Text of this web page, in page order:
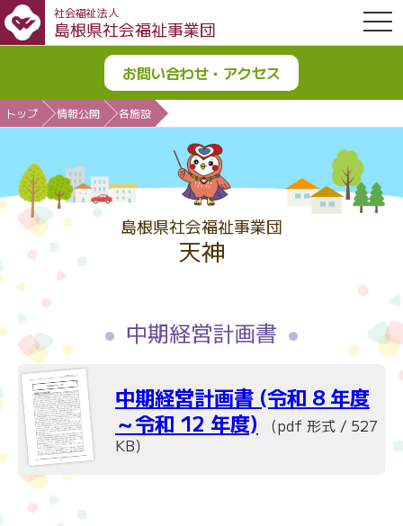
社会福祉法人
島根県社会福祉事業団
お問い合わせ・アクセス
トップ 情報公開 各施設
島根県社会福祉事業団
天神
中期経営計画書
中期経営計画書 (令和 8 年度
～令和 12 年度) （pdf 形式 / 527
KB）